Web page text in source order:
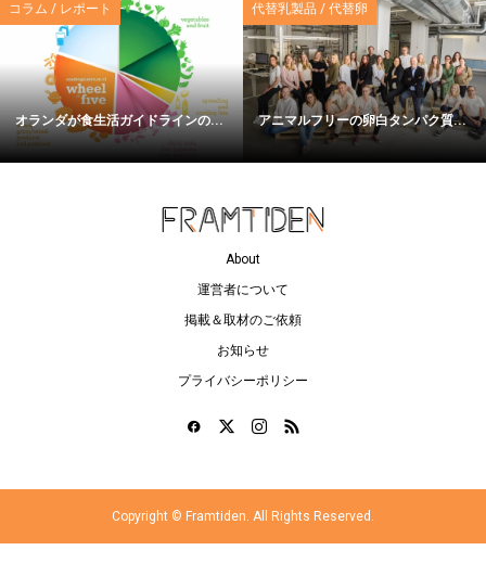
コラム / レポート
オランダが食生活ガイドラインの...
代替乳製品 / 代替卵
アニマルフリーの卵白タンパク質...
About
運営者について
掲載＆取材のご依頼
お知らせ
プライバシーポリシー
Copyright © Framtiden. All Rights Reserved.